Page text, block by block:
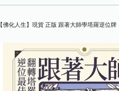
【佛化人生】現貨 正版 跟著大師學塔羅逆位牌